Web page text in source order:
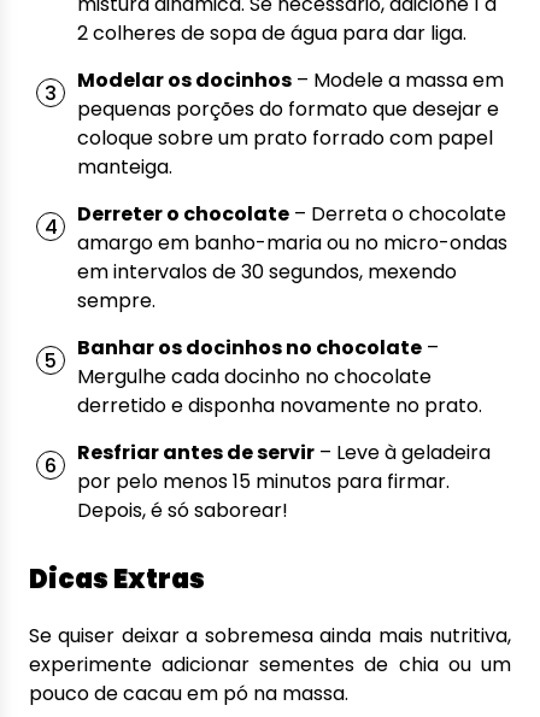
2 colheres de sopa de água para dar liga.
Modelar os docinhos – Modele a massa em
pequenas porções do formato que desejar e
coloque sobre um prato forrado com papel
manteiga.
Derreter o chocolate – Derreta o chocolate
amargo em banho-maria ou no micro-ondas
em intervalos de 30 segundos, mexendo
sempre.
Banhar os docinhos no chocolate –
Mergulhe cada docinho no chocolate
derretido e disponha novamente no prato.
Resfriar antes de servir – Leve à geladeira
por pelo menos 15 minutos para firmar.
Depois, é só saborear!
Dicas Extras
Se quiser deixar a sobremesa ainda mais nutritiva,
experimente adicionar sementes de chia ou um
pouco de cacau em pó na massa.